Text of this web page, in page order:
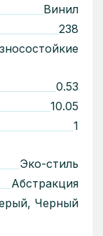
Винил
238
0.53
10.05
1
Эко-стиль
Абстракция
Черный